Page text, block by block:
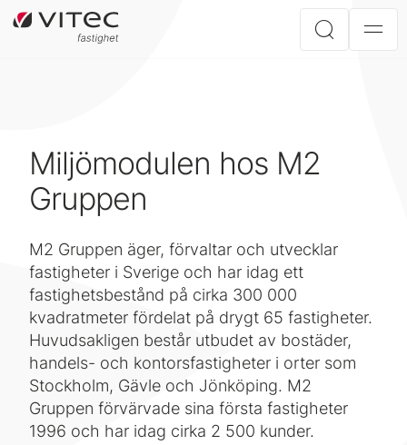
Miljömodulen hos M2
Gruppen
M2 Gruppen äger, förvaltar och utvecklar
fastigheter i Sverige och har idag ett
fastighetsbestånd på cirka 300 000
kvadratmeter fördelat på drygt 65 fastigheter.
Huvudsakligen består utbudet av bostäder,
handels- och kontorsfastigheter i orter som
Stockholm, Gävle och Jönköping. M2
Gruppen förvärvade sina första fastigheter
1996 och har idag cirka 2 500 kunder.